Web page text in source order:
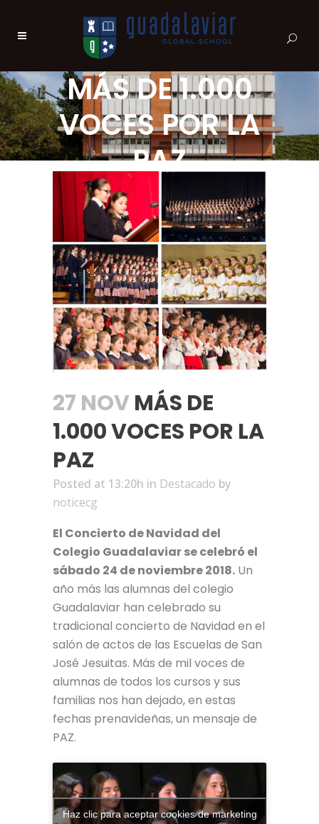
MÁS DE 1.000
VOCES POR LA
PAZ
27 NOVMÁS DE
1.000 VOCES POR LA
PAZ
Posted at 13:20h in Destacado by
noticecg
El Concierto de Navidad del
Colegio Guadalaviar se celebró el
sábado 24 de noviembre 2018. Un
año más las alumnas del colegio
Guadalaviar han celebrado su
tradicional concierto de Navidad en el
salón de actos de las Escuelas de San
José Jesuitas. Más de mil voces de
alumnas de todos los cursos y sus
familias nos han dejado, en estas
fechas prenavideñas, un mensaje de
PAZ.
Haz clic para aceptar cookies de marketing